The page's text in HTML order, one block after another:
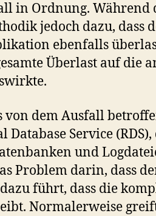
in Ordnung. Während
jedoch dazu,
ebenfalls
Überlast auf die
von dem Ausfall
Database Service
und
Problem darin, dass
führt, dass die
Normalerweise